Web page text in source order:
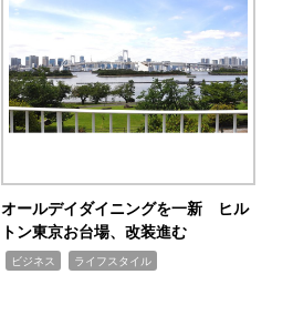
オールデイダイニングを一新 ヒル
トン東京お台場、改装進む
ビジネス ライフスタイル